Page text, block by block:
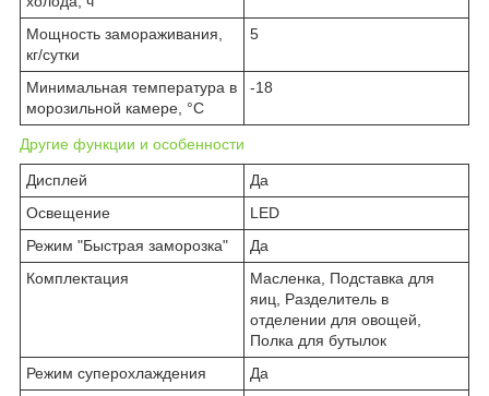
Мощность замораживания,
кг/сутки
5
Минимальная температура в
морозильной камере, °C
-18
Другие функции и особенности
Дисплей
Да
Освещение
LED
Режим "Быстрая заморозка"
Да
Комплектация
Масленка, Подставка для
яиц, Разделитель в
отделении для овощей,
Полка для бутылок
Режим суперохлаждения
Да